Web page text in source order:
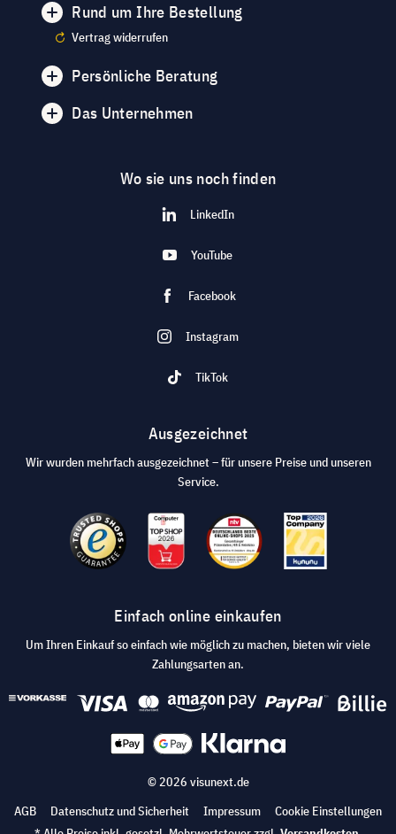
Rund um Ihre Bestellung
Vertrag widerrufen
Persönliche Beratung
Das Unternehmen
Wo sie uns noch finden
LinkedIn
YouTube
Facebook
Instagram
TikTok
Ausgezeichnet
Wir wurden mehrfach ausgezeichnet – für unsere Preise und unseren
Service.
Einfach online einkaufen
Um Ihren Einkauf so einfach wie möglich zu machen, bieten wir viele
Zahlungsarten an.
© 2026 visunext.de
AGB
Datenschutz und Sicherheit Impressum
Cookie Einstellungen